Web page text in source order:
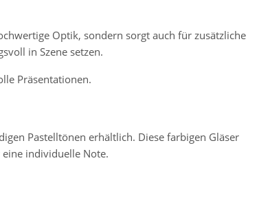
Optik, sondern sorgt auch für zusätzliche
in Szene setzen.
Präsentationen.
Pastelltönen erhältlich. Diese farbigen Gläser
eine individuelle Note.